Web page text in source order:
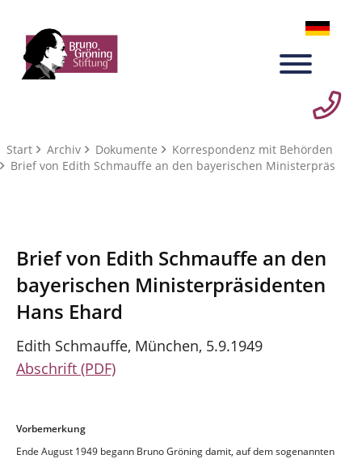
Start Archiv Dokumente Korrespondenz mit Behörden
Brief von Edith Schmauffe an den bayerischen Ministerpräs
Brief von Edith Schmauffe an den
bayerischen Ministerpräsidenten
Hans Ehard
Edith Schmauffe, München, 5.9.1949
Abschrift (PDF)
Vorbemerkung
Ende August 1949 begann Bruno Gröning damit, auf dem sogenannten